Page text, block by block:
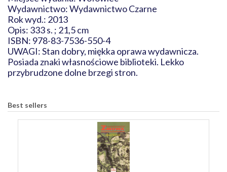
Wydawnictwo: Wydawnictwo Czarne
Rok wyd.: 2013
Opis: 333 s. ; 21,5 cm
ISBN: 978-83-7536-550-4
UWAGI: Stan dobry, miękka oprawa wydawnicza.
Posiada znaki własnościowe biblioteki. Lekko
przybrudzone dolne brzegi stron.
Best sellers